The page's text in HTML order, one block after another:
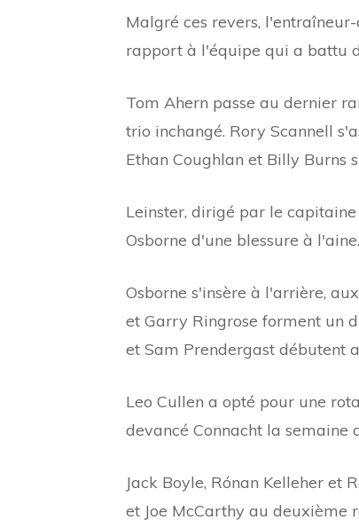
Malgré ces revers,
rapport à l'équipe qui a battu
Tom Ahern passe au dernier
trio inchangé. Rory Scannell
Ethan Coughlan et Billy Burns
Leinster, dirigé par le
Osborne d'une blessure à l'aine.
Osborne s'insère à l'arrière,
et Garry Ringrose forment un
et Sam Prendergast débutent
Leo Cullen a opté pour une
devancé Connacht la semaine
Jack Boyle, Rónan Kelleher et
et Joe McCarthy au deuxième